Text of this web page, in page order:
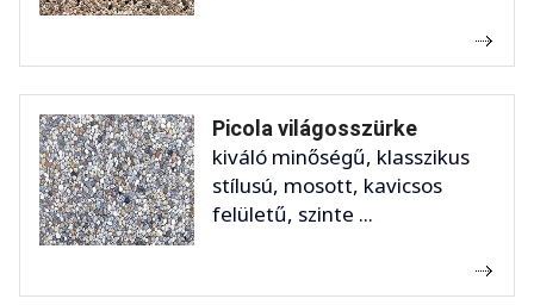
Picola világosszürke
kiváló minőségű, klasszikus
stílusú, mosott, kavicsos
felületű, szinte ...